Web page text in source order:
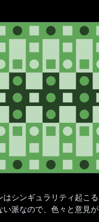
シンギュラリティ起こる
派なので、色々と意見が